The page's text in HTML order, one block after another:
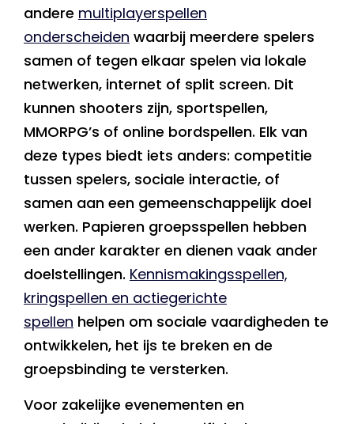
andere multiplayerspellen
onderscheiden waarbij meerdere spelers
samen of tegen elkaar spelen via lokale
netwerken, internet of split screen. Dit
kunnen shooters zijn, sportspellen,
MMORPG’s of online bordspellen. Elk van
deze types biedt iets anders: competitie
tussen spelers, sociale interactie, of
samen aan een gemeenschappelijk doel
werken. Papieren groepsspellen hebben
een ander karakter en dienen vaak ander
doelstellingen. Kennismakingsspellen,
kringspellen en actiegerichte
spellen helpen om sociale vaardigheden te
ontwikkelen, het ijs te breken en de
groepsbinding te versterken.
Voor zakelijke evenementen en